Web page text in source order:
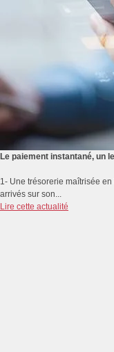
Le paiement instantané, un
1- Une trésorerie maîtrisée
arrivés sur son...
Lire cette actualité